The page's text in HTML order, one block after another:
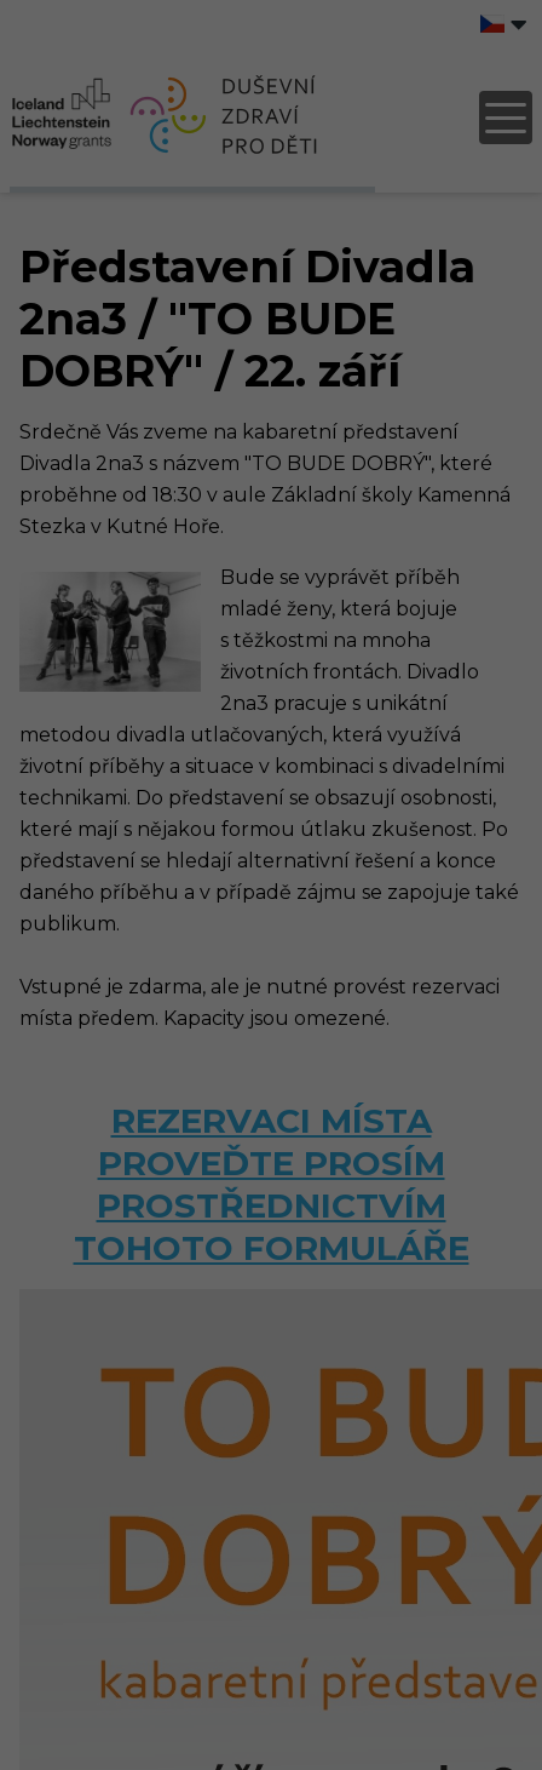
Představení Divadla
2na3 / "TO BUDE
DOBRÝ" / 22. září
Srdečně Vás zveme na kabaretní představení
Divadla 2na3 s názvem "TO BUDE DOBRÝ", které
proběhne od 18:30 v aule Základní školy Kamenná
Stezka v Kutné Hoře.
Bude se vyprávět příběh
mladé ženy, která bojuje
s těžkostmi na mnoha
životních frontách. Divadlo
2na3 pracuje s unikátní
metodou divadla utlačovaných, která využívá
životní příběhy a situace v kombinaci s divadelními
technikami. Do představení se obsazují osobnosti,
které mají s nějakou formou útlaku zkušenost. Po
představení se hledají alternativní řešení a konce
daného příběhu a v případě zájmu se zapojuje také
publikum.
Vstupné je zdarma, ale je nutné provést rezervaci
místa předem. Kapacity jsou omezené.
REZERVACI MÍSTA
PROVEĎTE PROSÍM
PROSTŘEDNICTVÍM
TOHOTO FORMULÁŘE